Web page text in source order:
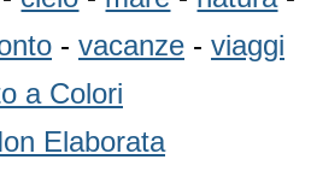
- vacanze - viaggi
a Colori
Elaborata